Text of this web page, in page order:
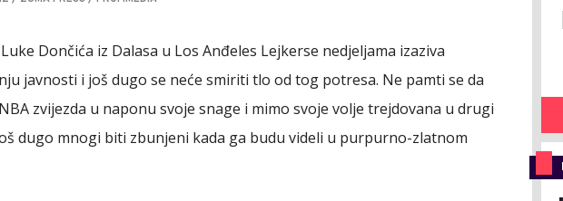
Dončića iz Dalasa u Los Anđeles Lejkerse nedjeljama izaziva
javnosti i još dugo se neće smiriti tlo od tog potresa. Ne pamti se da
zvijezda u naponu svoje snage i mimo svoje volje trejdovana u drugi
dugo mnogi biti zbunjeni kada ga budu videli u purpurno-zlatnom